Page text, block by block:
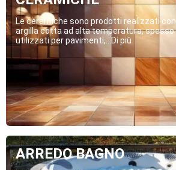
Le ceramiche sono prodotti realizzati con
argilla cotta ad alta temperatura, spesso
utilizzati per pavimenti,...Di più
ARREDO BAGNO